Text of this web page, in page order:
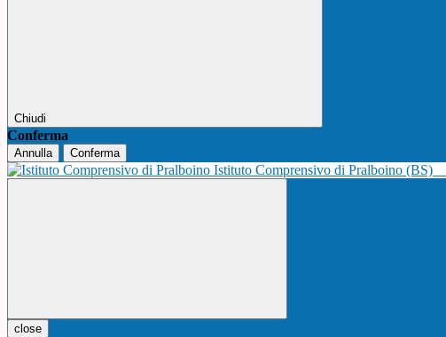
Chiudi
Conferma
Annulla Conferma
Istituto Comprensivo di Pralboino (BS)
close